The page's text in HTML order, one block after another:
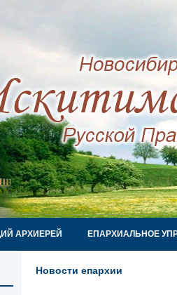
АРХИЕРЕЙ ЕПАРХИАЛЬНОЕ
Новости епархии